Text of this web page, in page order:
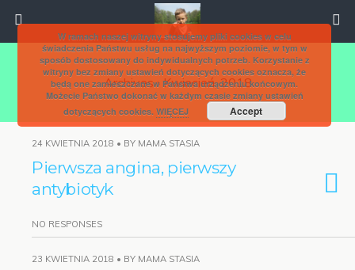
Archives › Kwiecień, 2018
24 KWIETNIA 2018 • BY MAMA STASIA
Pierwsza angina, pierwszy
antybiotyk
NO RESPONSES
23 KWIETNIA 2018 • BY MAMA STASIA
W ramach naszej witryny stosujemy pliki cookies w celu
świadczenia Państwu usług na najwyższym poziomie, w tym w
sposób dostosowany do indywidualnych potrzeb. Korzystanie z
witryny bez zmiany ustawień dotyczących cookies oznacza, że
będą one zamieszczane w Państwa urządzeniu końcowym.
Możecie Państwo dokonać w każdym czasie zmiany ustawień
dotyczących cookies. WIĘCEJ Accept